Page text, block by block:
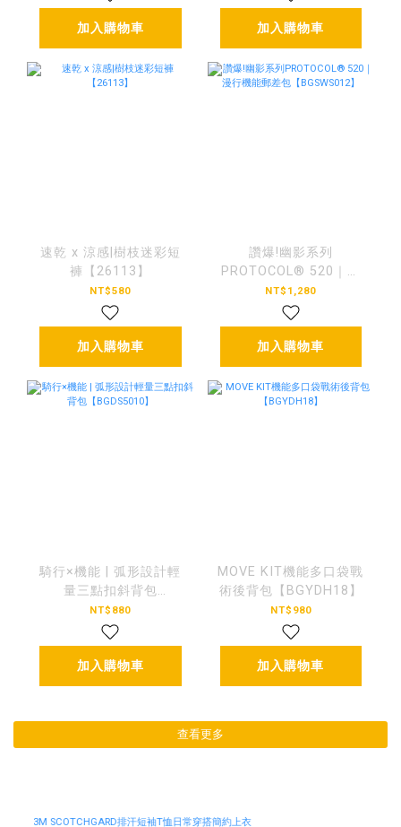
加入購物車 加入購物車
速乾 x 涼感|樹枝迷彩短
褲【26113】
NT$580
加入購物車
讚爆!幽影系列
PROTOCOL® 520｜漫
行機能郵差包
【BGSWS012】
NT$1,280
加入購物車
騎行×機能 | 弧形設計輕
量三點扣斜背包
【BGDS5010】
NT$880
加入購物車
MOVE KIT機能多口袋戰
術後背包【BGYDH18】
NT$980
加入購物車
查看更多